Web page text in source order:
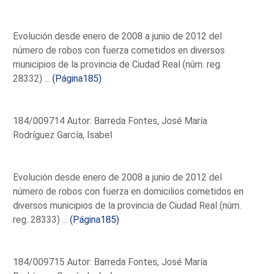
Evolución desde enero de 2008 a junio de 2012 del
número de robos con fuerza cometidos en diversos
municipios de la provincia de Ciudad Real (núm. reg.
28332) ...(Página185)
184/009714 Autor: Barreda Fontes, José María
Rodríguez García, Isabel
Evolución desde enero de 2008 a junio de 2012 del
número de robos con fuerza en domicilios cometidos en
diversos municipios de la provincia de Ciudad Real (núm.
reg. 28333) ...(Página185)
184/009715 Autor: Barreda Fontes, José María